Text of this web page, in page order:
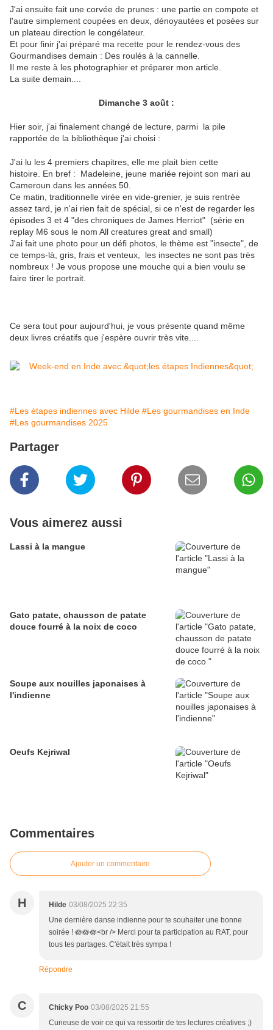
J'ai ensuite fait une corvée de prunes : une partie en compote et
l'autre simplement coupées en deux, dénoyautées et posées sur
un plateau direction le congélateur.
Et pour finir j'ai préparé ma recette pour le rendez-vous des
Gourmandises demain : Des roulés à la cannelle.
Il me reste à les photographier et préparer mon article.
La suite demain....
Dimanche 3 août :
Hier soir, j'ai finalement changé de lecture, parmi la pile
rapportée de la bibliothèque j'ai choisi :
J'ai lu les 4 premiers chapitres, elle me plait bien cette
histoire. En bref : Madeleine, jeune mariée rejoint son mari au
Cameroun dans les années 50.
Ce matin, traditionnelle virée en vide-grenier, je suis rentrée
assez tard, je n'ai rien fait de spécial, si ce n'est de regarder les
épisodes 3 et 4 "des chroniques de James Herriot" (série en
replay M6 sous le nom All creatures great and small)
J'ai fait une photo pour un défi photos, le thème est "insecte", de
ce temps-là, gris, frais et venteux, les insectes ne sont pas très
nombreux ! Je vous propose une mouche qui a bien voulu se
faire tirer le portrait.
Ce sera tout pour aujourd'hui, je vous présente quand même
deux livres créatifs que j'espère ouvrir très vite....
#Les étapes indiennes avec Hilde #Les gourmandises en Inde
#Les gourmandises 2025
Partager
Vous aimerez aussi
Lassi à la mangue
Gato patate, chausson de patate
douce fourré à la noix de coco
Soupe aux nouilles japonaises à
l'indienne
Oeufs Kejriwal
Commentaires
Ajouter un commentaire
H Hilde 03/08/2025 22:35
Une dernière danse indienne pour te souhaiter une bonne
soirée ! 🪷🪷🪷<br /> Merci pour ta participation au RAT, pour
tous tes partages. C'était très sympa !
Répondre
C Chicky Poo 03/08/2025 21:55
Curieuse de voir ce qui va ressortir de tes lectures créatives ;)